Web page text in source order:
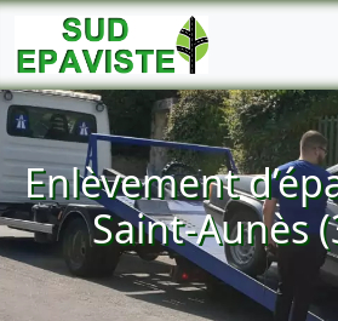
Enlèvement
Saint-Aunès